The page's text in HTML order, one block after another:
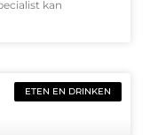
kan
ETEN EN DRINKEN